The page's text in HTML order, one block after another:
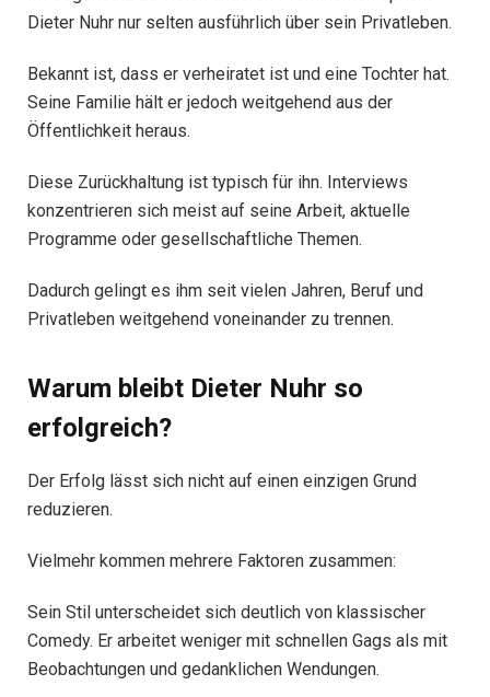
Dieter Nuhr nur selten ausführlich über sein Privatleben.
Bekannt ist, dass er verheiratet ist und eine Tochter hat.
Seine Familie hält er jedoch weitgehend aus der
Öffentlichkeit heraus.
Diese Zurückhaltung ist typisch für ihn. Interviews
konzentrieren sich meist auf seine Arbeit, aktuelle
Programme oder gesellschaftliche Themen.
Dadurch gelingt es ihm seit vielen Jahren, Beruf und
Privatleben weitgehend voneinander zu trennen.
Warum bleibt Dieter Nuhr so
erfolgreich?
Der Erfolg lässt sich nicht auf einen einzigen Grund
reduzieren.
Vielmehr kommen mehrere Faktoren zusammen:
Sein Stil unterscheidet sich deutlich von klassischer
Comedy. Er arbeitet weniger mit schnellen Gags als mit
Beobachtungen und gedanklichen Wendungen.